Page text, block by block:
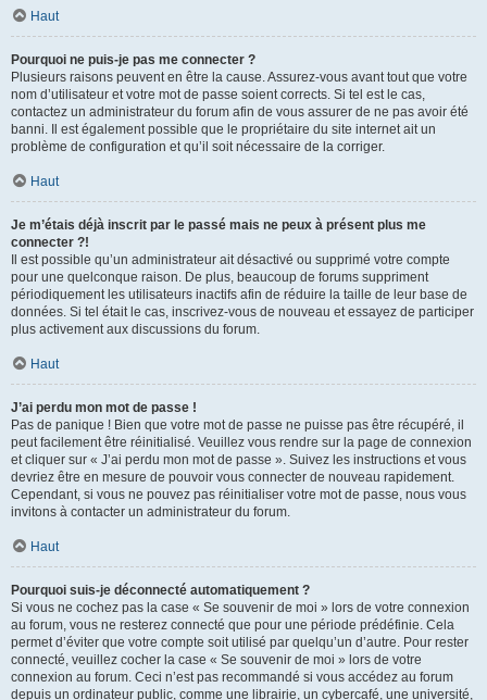
Haut
Pourquoi ne puis-je pas me connecter ?
Plusieurs raisons peuvent en être la cause. Assurez-vous avant tout que votre
nom d’utilisateur et votre mot de passe soient corrects. Si tel est le cas,
contactez un administrateur du forum afin de vous assurer de ne pas avoir été
banni. Il est également possible que le propriétaire du site internet ait un
problème de configuration et qu’il soit nécessaire de la corriger.
Haut
Je m’étais déjà inscrit par le passé mais ne peux à présent plus me
connecter ?!
Il est possible qu’un administrateur ait désactivé ou supprimé votre compte
pour une quelconque raison. De plus, beaucoup de forums suppriment
périodiquement les utilisateurs inactifs afin de réduire la taille de leur base de
données. Si tel était le cas, inscrivez-vous de nouveau et essayez de participer
plus activement aux discussions du forum.
Haut
J’ai perdu mon mot de passe !
Pas de panique ! Bien que votre mot de passe ne puisse pas être récupéré, il
peut facilement être réinitialisé. Veuillez vous rendre sur la page de connexion
et cliquer sur « J’ai perdu mon mot de passe ». Suivez les instructions et vous
devriez être en mesure de pouvoir vous connecter de nouveau rapidement.
Cependant, si vous ne pouvez pas réinitialiser votre mot de passe, nous vous
invitons à contacter un administrateur du forum.
Haut
Pourquoi suis-je déconnecté automatiquement ?
Si vous ne cochez pas la case « Se souvenir de moi » lors de votre connexion
au forum, vous ne resterez connecté que pour une période prédéfinie. Cela
permet d’éviter que votre compte soit utilisé par quelqu’un d’autre. Pour rester
connecté, veuillez cocher la case « Se souvenir de moi » lors de votre
connexion au forum. Ceci n’est pas recommandé si vous accédez au forum
depuis un ordinateur public, comme une librairie, un cybercafé, une université,